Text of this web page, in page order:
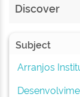
Discover
Subject
Arranjos